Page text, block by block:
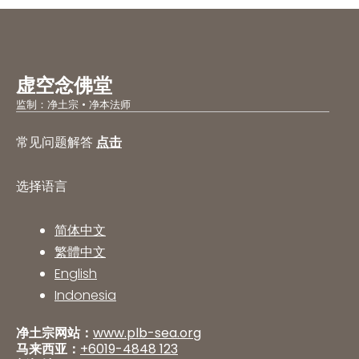
虚空念佛堂
监制：净土宗 • 净本法师
常见问题解答 点击
选择语言
简体中文
繁體中文
English
Indonesia
净土宗网站： www.plb-sea.org
马来西亚： +6019-4848 123